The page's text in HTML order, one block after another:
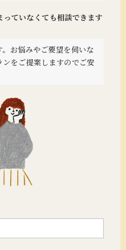
っていなくても相談できます
お悩みやご要望を伺いな
をご提案しますのでご安